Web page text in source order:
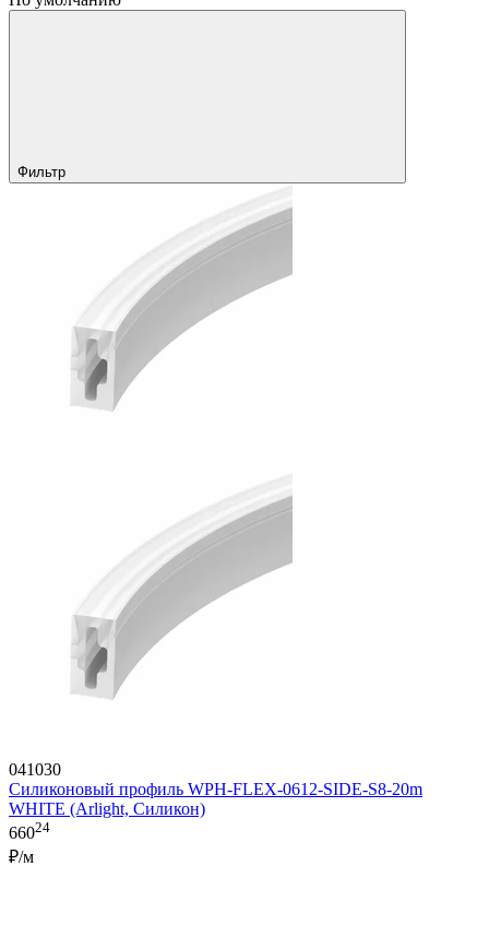
Фильтр
041030
Силиконовый профиль WPH-FLEX-0612-SIDE-S8-20m
WHITE (Arlight, Силикон)
66024
₽/м